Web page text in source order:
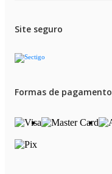
Site seguro
Formas de pagamento